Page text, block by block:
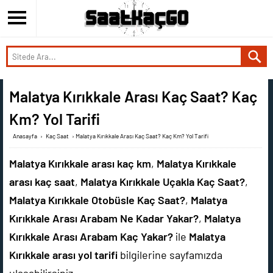
Malatya Kırıkkale Arası Kaç Saat? Kaç
Km? Yol Tarifi
Anasayfa › Kaç Saat › Malatya Kırıkkale Arası Kaç Saat? Kaç Km? Yol Tarifi
Malatya Kırıkkale arası kaç km, Malatya Kırıkkale
arası kaç saat, Malatya Kırıkkale Uçakla Kaç Saat?,
Malatya Kırıkkale Otobüsle Kaç Saat?, Malatya
Kırıkkale Arası Arabam Ne Kadar Yakar?, Malatya
Kırıkkale Arası Arabam Kaç Yakar? ile Malatya
Kırıkkale arası yol tarifi bilgilerine sayfamızda